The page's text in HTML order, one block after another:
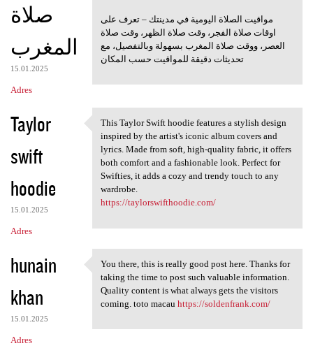
صلاة
المغرب
15.01.2025
Adres
مواقيت الصلاة اليومية في مدينتك – تعرف على
اوقات صلاة الفجر، وقت صلاة الظهر، وقت صلاة
العصر، ووقت صلاة المغرب بسهولة وبالتفصيل، مع
تحديثات دقيقة للمواقيت حسب المكان
Taylor
swift
hoodie
15.01.2025
Adres
This Taylor Swift hoodie
This Taylor Swift hoodie features a stylish design
inspired by the artist's iconic album covers and
lyrics. Made from soft, high-quality fabric, it offers
both comfort and a fashionable look. Perfect for
Swifties, it adds a cozy and trendy touch to any
wardrobe.
https://taylorswifthoodie.com/
hunain
khan
15.01.2025
Adres
You there, this is really
You there, this is really good post here. Thanks for
taking the time to post such valuable information.
Quality content is what always gets the visitors
coming. toto macau https://soldenfrank.com/